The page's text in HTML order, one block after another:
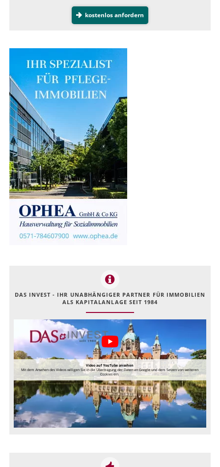
kostenlos anfordern
DAS INVEST - IHR UNABHÄNGIGER PARTNER FÜR IMMOBILIEN
ALS KAPITALANLAGE SEIT 1984
Video auf YouTube ansehen
Mit dem Ansehen des Videos willigen Sie in die Übertragung der Daten an Google und dem Setzen von weiteren
Cookies ein.